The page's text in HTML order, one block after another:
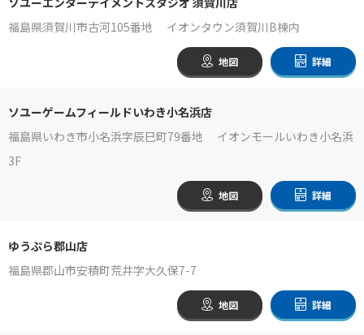
福島県須賀川市古河105番地 イオンタウン須賀川B棟内
地図 詳細
ソユーゲームフィールドいわき小名浜店
福島県いわき市小名浜字辰巳町79番地 イオンモールいわき小名浜
3F
地図 詳細
ゆうぷら郡山店
福島県郡山市安積町荒井字大久保7-7
地図 詳細